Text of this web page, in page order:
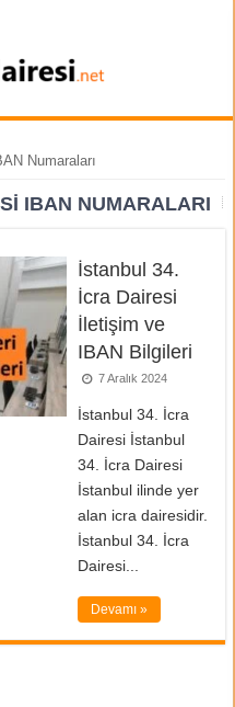
Numaraları
IBAN NUMARALARI
İstanbul 34.
İcra Dairesi
İletişim ve
IBAN Bilgileri
7 Aralık 2024
İstanbul 34. İcra
Dairesi İstanbul
34. İcra Dairesi
İstanbul ilinde yer
alan icra dairesidir.
İstanbul 34. İcra
Dairesi...
Devamı »